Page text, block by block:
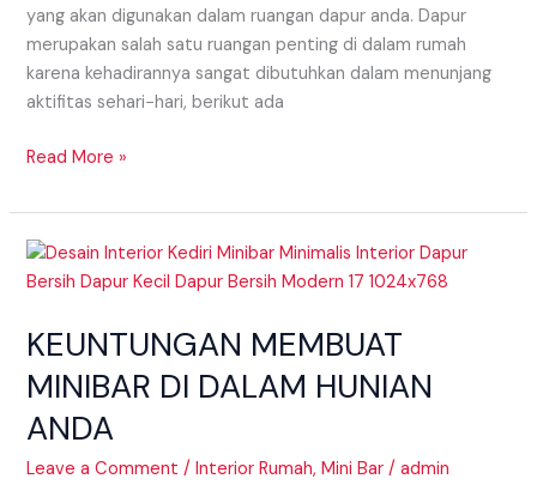
yang akan digunakan dalam ruangan dapur anda. Dapur
merupakan salah satu ruangan penting di dalam rumah
karena kehadirannya sangat dibutuhkan dalam menunjang
aktifitas sehari−hari, berikut ada
Read More »
KEUNTUNGAN MEMBUAT
MINIBAR DI DALAM HUNIAN
ANDA
Leave a Comment /Interior Rumah,Mini Bar /admin
KEUNTUNGAN
MEMBUAT
DI
HUNIAN
ANDA